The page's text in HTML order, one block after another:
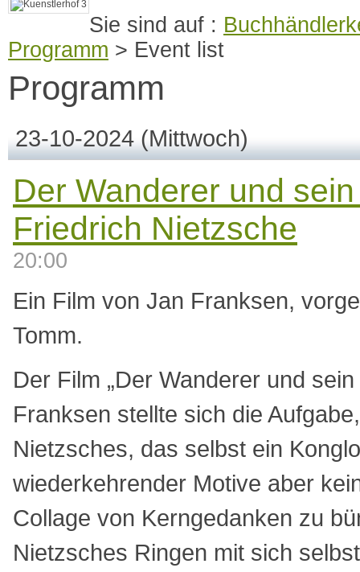
Programm > Event list
Programm
23-10-2024 (Mittwoch)
Der Wanderer und
Friedrich Nietzsche
20:00
Ein Film von Jan Franksen,
Tomm.
Der Film „Der Wanderer und
Franksen stellte sich die
Nietzsches, das selbst ein
wiederkehrender Motive aber
Collage von Kerngedanken zu
Nietzsches Ringen mit sich